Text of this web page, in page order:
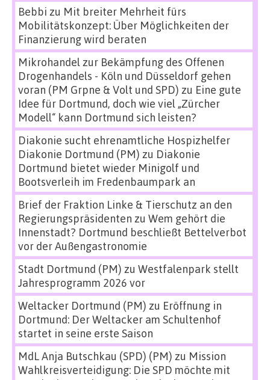
Bebbi zu Mit breiter Mehrheit fürs
Mobilitätskonzept: Über Möglichkeiten der
Finanzierung wird beraten
Mikrohandel zur Bekämpfung des Offenen
Drogenhandels - Köln und Düsseldorf gehen
voran (PM Grpne & Volt und SPD) zu Eine gute
Idee für Dortmund, doch wie viel „Zürcher
Modell“ kann Dortmund sich leisten?
Diakonie sucht ehrenamtliche Hospizhelfer
Diakonie Dortmund (PM) zu Diakonie
Dortmund bietet wieder Minigolf und
Bootsverleih im Fredenbaumpark an
Brief der Fraktion Linke & Tierschutz an den
Regierungspräsidenten zu Wem gehört die
Innenstadt? Dortmund beschließt Bettelverbot
vor der Außengastronomie
Stadt Dortmund (PM) zu Westfalenpark stellt
Jahresprogramm 2026 vor
Weltacker Dortmund (PM) zu Eröffnung in
Dortmund: Der Weltacker am Schultenhof
startet in seine erste Saison
MdL Anja Butschkau (SPD) (PM) zu Mission
Wahlkreisverteidigung: Die SPD möchte mit